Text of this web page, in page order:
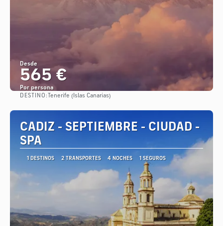
Desde
565 €
Por persona
Ver
DESTINO: Tenerife (Islas Canarias)
CADIZ - SEPTIEMBRE - CIUDAD -
SPA
1 DESTINOS 2 TRANSPORTES 4 NOCHES 1 SEGUROS